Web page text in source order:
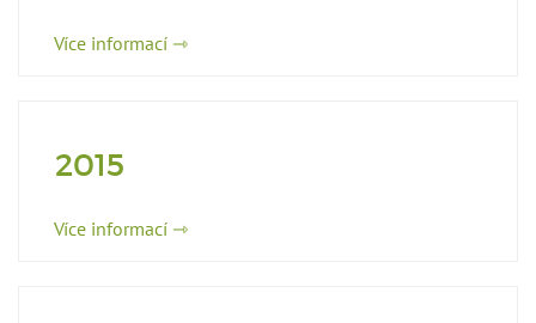
Více informací ⇾
2015
Více informací ⇾